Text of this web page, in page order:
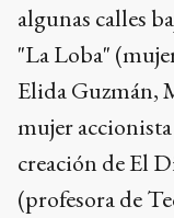
algunas calles
"La Loba"
Elida Guzmán,
mujer
creación de El
(profesora de